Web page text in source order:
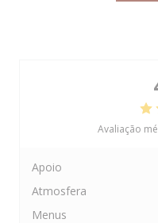
Avaliação
Apoio
Atmosfera
Menus